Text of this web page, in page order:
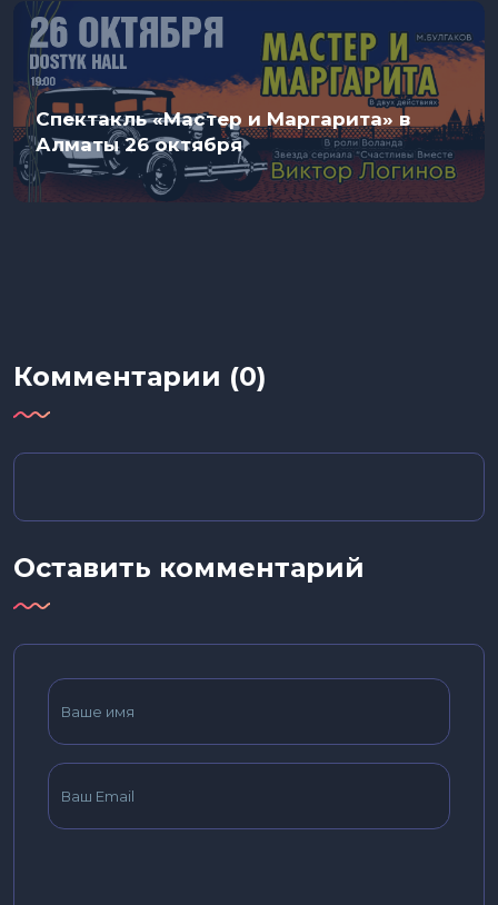
Спектакль «Мастер и Маргарита» в
Алматы 26 октября
Комментарии (0)
Оставить комментарий